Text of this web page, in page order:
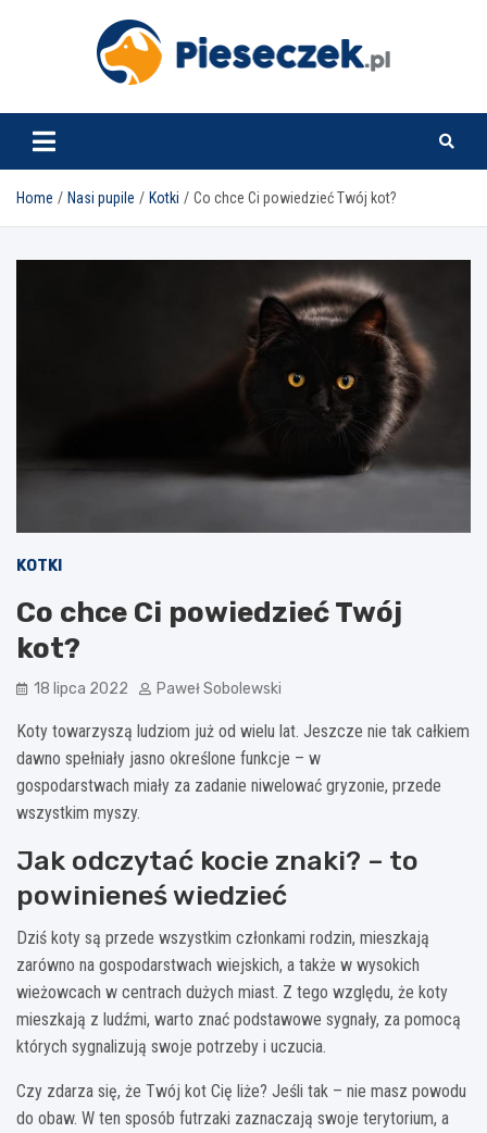
pieseczek.pl
Home Nasi pupile Kotki Co chce Ci powiedzieć Twój kot?
KOTKI
Co chce Ci powiedzieć Twój
kot?
18 lipca 2022 Paweł Sobolewski
Koty towarzyszą ludziom już od wielu lat. Jeszcze nie tak całkiem
dawno spełniały jasno określone funkcje – w
gospodarstwach miały za zadanie niwelować gryzonie, przede
wszystkim myszy.
Jak odczytać kocie znaki? – to
powinieneś wiedzieć
Dziś koty są przede wszystkim członkami rodzin, mieszkają
zarówno na gospodarstwach wiejskich, a także w wysokich
wieżowcach w centrach dużych miast. Z tego względu, że koty
mieszkają z ludźmi, warto znać podstawowe sygnały, za pomocą
których sygnalizują swoje potrzeby i uczucia.
Czy zdarza się, że Twój kot Cię liże? Jeśli tak – nie masz powodu
do obaw. W ten sposób futrzaki zaznaczają swoje terytorium, a